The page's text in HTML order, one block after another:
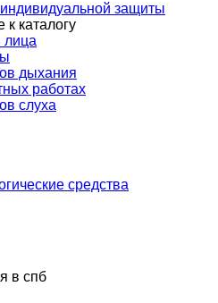
защиты
к каталогу
лица
дыхания
работах
слуха
средства